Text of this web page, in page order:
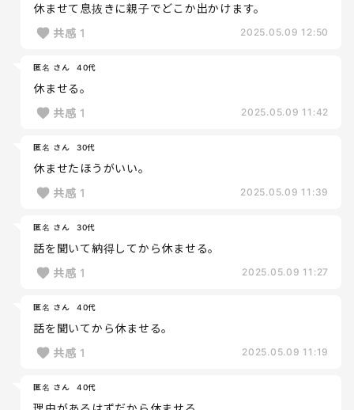
休ませて息抜きに親子でどこか出かけます。
共感 1 2025.05.09 12:50
匿名 さん 40代
休ませる。
共感 1 2025.05.09 11:42
匿名 さん 30代
休ませたほうがいい。
共感 1 2025.05.09 11:39
匿名 さん 30代
話を聞いて納得してから休ませる。
共感 1 2025.05.09 11:27
匿名 さん 40代
話を聞いてから休ませる。
共感 1 2025.05.09 11:19
匿名 さん 40代